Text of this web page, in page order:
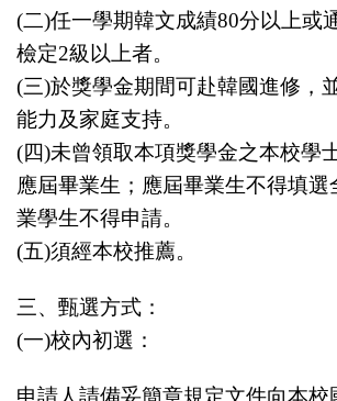
(二)任一學期韓文成績80分以上或
檢定2級以上者。
(三)於獎學金期間可赴韓國進修，
能力及家庭支持。
(四)未曾領取本項獎學金之本校學
應屆畢業生；應屆畢業生不得填
業學生不得申請。
(五)須經本校推薦。
三、甄選方式：
(一)校內初選：
申請人請備妥簡章規定文件向本校